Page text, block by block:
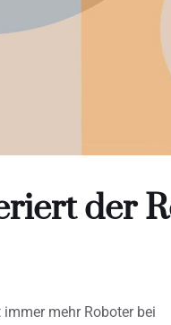
der
mehr Roboter bei